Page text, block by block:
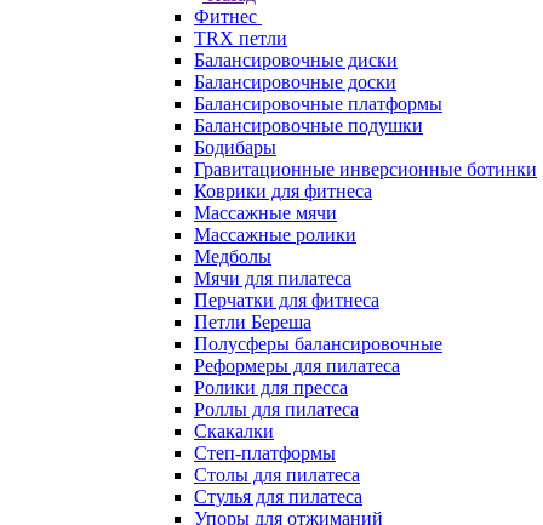
Фитнес
TRX петли
Балансировочные диски
Балансировочные доски
Балансировочные платформы
Балансировочные подушки
Бодибары
Гравитационные инверсионные ботинки
Коврики для фитнеса
Массажные мячи
Массажные ролики
Медболы
Мячи для пилатеса
Перчатки для фитнеса
Петли Береша
Полусферы балансировочные
Реформеры для пилатеса
Ролики для пресса
Роллы для пилатеса
Скакалки
Степ-платформы
Столы для пилатеса
Стулья для пилатеса
Упоры для отжиманий